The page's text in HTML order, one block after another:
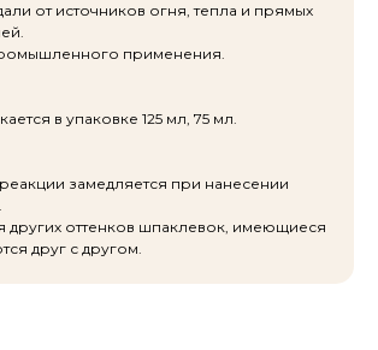
от источников огня, тепла и прямых
применения.
в упаковке 125 мл, 75 мл.
замедляется при нанесении
других оттенков шпаклевок, имеющиеся
друг с другом.